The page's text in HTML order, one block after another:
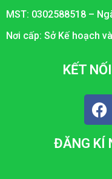
MST: 0302588518 –
Nơi cấp: Sở Kế hoạch
KẾT
ĐĂNG KÍ